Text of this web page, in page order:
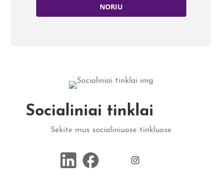
NORIU
Socialiniai tinklai
Sekite mus socialiniuose tinkluose